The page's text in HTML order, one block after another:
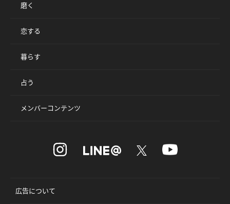
磨く
恋する
暮らす
占う
メンバーコンテンツ
広告について